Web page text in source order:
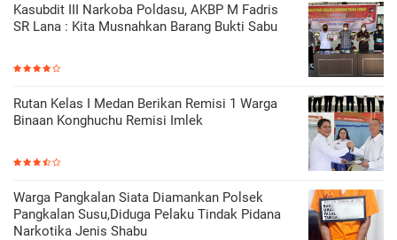
Kasubdit III Narkoba Poldasu, AKBP M Fadris
SR Lana : Kita Musnahkan Barang Bukti Sabu
Rutan Kelas I Medan Berikan Remisi 1 Warga
Binaan Konghuchu Remisi Imlek
Warga Pangkalan Siata Diamankan Polsek
Pangkalan Susu,Diduga Pelaku Tindak Pidana
Narkotika Jenis Shabu